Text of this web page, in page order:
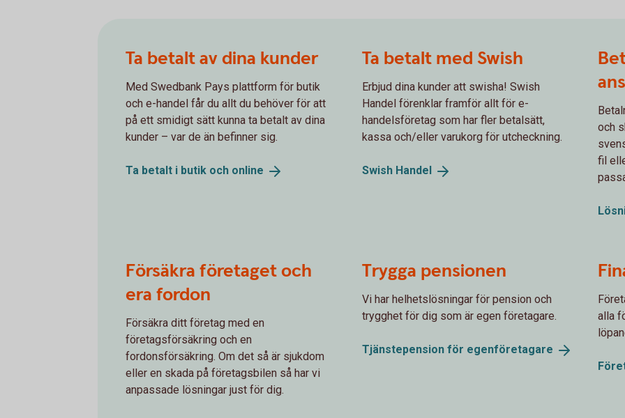
Ta betalt av dina kunder
Med Swedbank Pays plattform för butik
och e-handel får du allt du behöver för att
på ett smidigt sätt kunna ta betalt av dina
kunder – var de än befinner sig.
Ta betalt i butik och online
Ta betalt med Swish
Erbjud dina kunder att swisha! Swish
Handel förenklar framför allt för e-
handelsföretag som har fler betalsätt,
kassa och/eller varukorg för utcheckning.
Swish Handel
och
fil
Försäkra företaget och
era fordon
Försäkra ditt företag med en
företagsförsäkring och en
fordonsförsäkring. Om det så är sjukdom
eller en skada på företagsbilen så har vi
anpassade lösningar just för dig.
Trygga pensionen
Vi har helhetslösningar för pension och
trygghet för dig som är egen företagare.
Tjänstepension för egenföretagare
alla